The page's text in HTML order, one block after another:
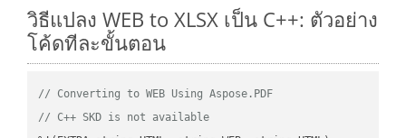
วิธีแปลง WEB to XLSX เป็น C++: ตัวอย่าง
โค้ดทีละขั้นตอน
// Converting to WEB Using Aspose.PDF
// C++ SKD is not available